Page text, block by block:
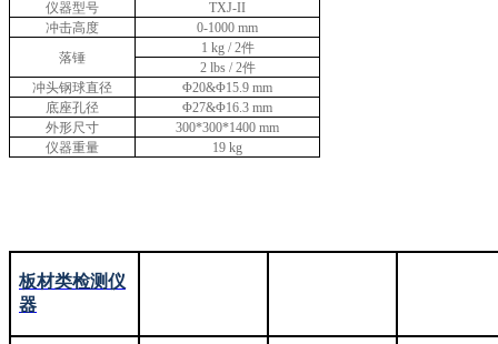
仪器型号
TXJ-II
冲击高度
0-1000 mm
落锤
1 kg / 2件
2 lbs / 2件
冲头钢球直径
Φ20&Φ15.9 mm
底座孔径
Φ27&Φ16.3 mm
外形尺寸
300*300*1400 mm
仪器重量
19 kg
板材类检测仪
器